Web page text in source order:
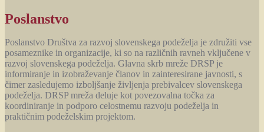
Poslanstvo
Poslanstvo Društva za razvoj slovenskega podeželja je združiti vse
posameznike in organizacije, ki so na različnih ravneh vključene v
razvoj slovenskega podeželja. Glavna skrb mreže DRSP je
informiranje in izobraževanje članov in zainteresirane javnosti, s
čimer zasledujemo izboljšanje življenja prebivalcev slovenskega
podeželja. DRSP mreža deluje kot povezovalna točka za
koordiniranje in podporo celostnemu razvoju podeželja in
praktičnim podeželskim projektom.